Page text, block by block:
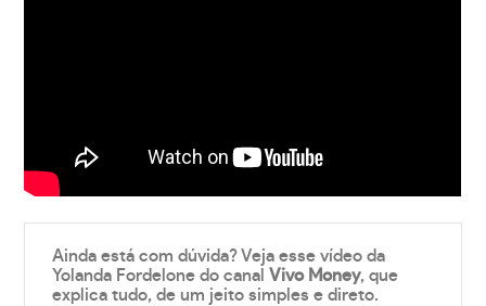
Ainda está com dúvida? Veja esse vídeo da
Yolanda Fordelone do canalVivo Money, que
explica tudo, de um jeito simples e direto.